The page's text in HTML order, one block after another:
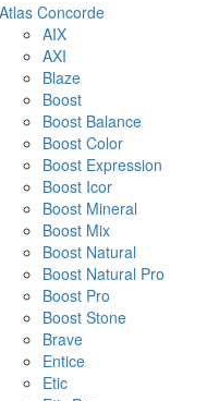
Atlas Concorde
AIX
AXI
Blaze
Boost
Boost Balance
Boost Color
Boost Expression
Boost Icor
Boost Mineral
Boost Mix
Boost Natural
Boost Natural Pro
Boost Pro
Boost Stone
Brave
Entice
Etic